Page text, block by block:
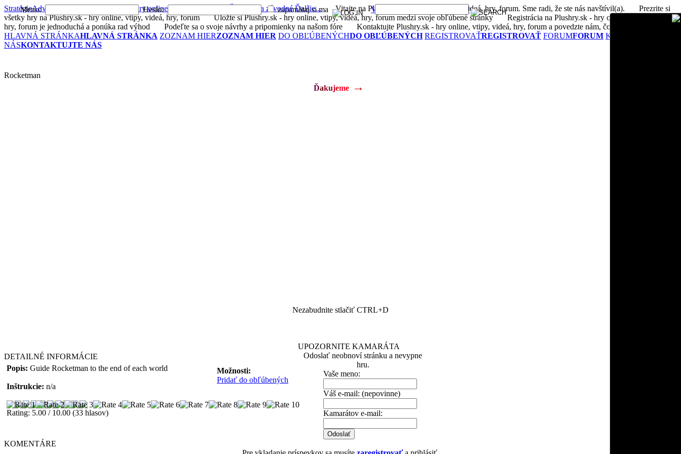
Meno: Heslo: zapamätaj si ma Vytvoriť účet Stratené heslo?
StratégieAdventúry hry online Športové a závodné Ďalšie... Vitajte na Plushry.sk - hry online, vtipy, videá, hry, forum. Sme radi, že ste nás navštívil(a).
Prezrite si
všetky hry na Plushry.sk - hry online, vtipy, videá, hry, forum Uložte si Plushry.sk - hry online, vtipy, videá, hry, forum medzi svoje obľúbené stránky Registrácia na Plushry.sk - hry online, vtipy, videá,
hry, forum je jednoduchá a ponúka rad výhod
Podeľte sa o svoje návrhy a pripomienky na našom fóre
Kontaktujte Plushry.sk - hry online, vtipy, videá, hry, forum a povedzte nám, čo si myslíte
HLAVNÁ STRÁNKAHLAVNÁ STRÁNKA ZOZNAM HIERZOZNAM HIER DO OBĽÚBENÝCHDO OBĽÚBENÝCH REGISTROVAŤREGISTROVAŤ FORUMFORUM KONTAKTUJTE
NÁSKONTAKTUJTE NÁS
Rocketman
Ďakujeme →
Nezabudnite stlačiť CTRL+D
DETAILNÉ INFORMÁCIE
Popis: Guide Rocketman to the end of each world
Inštrukcie: n/a
Rating: 5.00 / 10.00 (33 hlasov)
Možnosti:
Pridať do obľúbených
UPOZORNITE KAMARÁTA
Odoslať neobnoví stránku a nevypne
hru.
Vaše meno:
Váš e-mail: (nepovinne)
Kamarátov e-mail:
KOMENTÁRE